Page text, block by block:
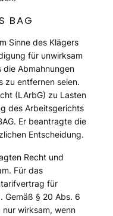
BAG
Sinne des Klägers
für unwirksam
Abmahnungen
zu entfernen seien.
(LArbG) zu Lasten
des Arbeitsgerichts
Er beantragte die
Entscheidung.
Recht und
Für das
für
Gemäß § 20 Abs. 6
wirksam, wenn